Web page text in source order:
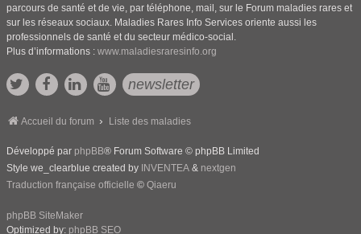
parcours de santé et de vie, par téléphone, mail, sur le Forum maladies rares et
sur les réseaux sociaux. Maladies Rares Info Services oriente aussi les
professionnels de santé et du secteur médico-social.
Plus d’informations : www.maladiesraresinfo.org
newsletter
Accueil du forum Liste des maladies
Développé par phpBB® Forum Software © phpBB Limited
Style we_clearblue created by INVENTEA & nextgen
Traduction française officielle © Qiaeru
phpBB SiteMaker
Optimized by: phpBB SEO